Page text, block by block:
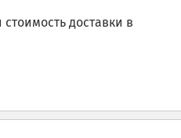
доставки в